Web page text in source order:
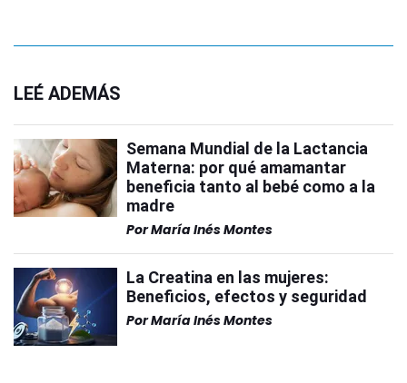
LEÉ ADEMÁS
Semana Mundial de la Lactancia
Materna: por qué amamantar
beneficia tanto al bebé como a la
madre
PorMaría Inés Montes
La Creatina en las mujeres:
Beneficios, efectos y seguridad
PorMaría Inés Montes